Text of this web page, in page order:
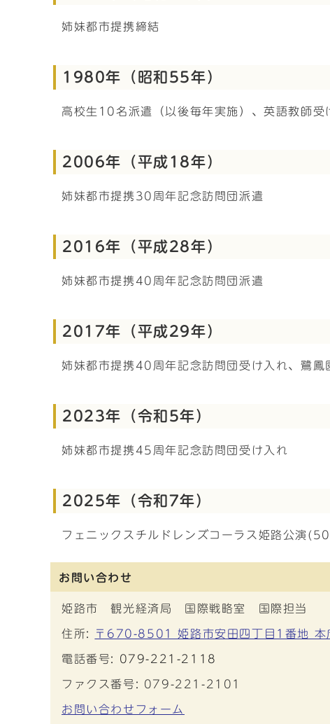
姉妹都市提携締結
1980年（昭和55年）
高校生10名派遣（以後毎年実施）、英語教師受
2006年（平成18年）
姉妹都市提携30周年記念訪問団派遣
2016年（平成28年）
姉妹都市提携40周年記念訪問団派遣
2017年（平成29年）
姉妹都市提携40周年記念訪問団受け入れ、鷺鳳
2023年（令和5年）
姉妹都市提携45周年記念訪問団受け入れ
2025年（令和7年）
フェニックスチルドレンズコーラス姫路公演
お問い合わせ
姫路市 観光経済局 国際戦略室 国際担当
住所: 〒670-8501 姫路市安田四丁目1番地 本
電話番号: 079-221-2118
ファクス番号: 079-221-2101
お問い合わせフォーム